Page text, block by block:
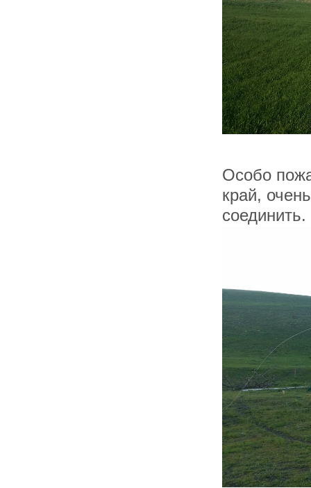
Особо
край,
соединить.